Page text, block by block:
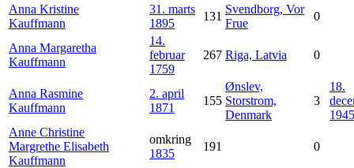
Anna Kristine
Kauffmann
31. marts
1895
131
Svendborg, Vor
Frue
0
Anna Margaretha
Kauffmann
14.
februar
1759
267 Riga, Latvia 0
Anna Rasmine
Kauffmann
2. april
1871
155
Ønslev,
Storstrom,
Denmark
3
18.
1945
Anne Christine
Margrethe Elisabeth
Kauffmann
omkring
1835
191 0